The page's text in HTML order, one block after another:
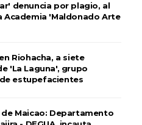
denuncia por plagio, al
Academia 'Maldonado Arte
Riohacha, a siete
'La Laguna', grupo
estupefacientes
de Maicao: Departamento